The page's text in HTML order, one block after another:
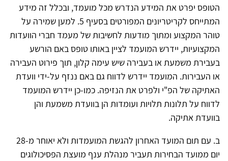
הטופס יפרט את המידע הנדרש מכל מועמד, ובכלל זה מידע
המתייחס לקריטריונים המפורטים בסעיף 5. למען שמירה על
טוהר המקצוע ומתוך מודעות לחשיבות של מעמד חברי הוועדות
המקצועיות, יידרש המועמד לציין באותו טופס באם הורשע
בעבירת משמעת או בעבירה שיש עימה קלון, תוך פירוט העבירה
או העבירות. המועמד יידרש לדווח גם באם ננזף על-ידי וועדת
האתיקה של הפ"י ולפרט את הנזיפה. כמו-כן יידרש המועמד
לדווח על תלונות תלויות ועומדות הן בוועדת משמעת והן
בוועדת אתיקה.
ב. עם תום המועד האחרון להגשת המועמדות ולא יאוחר מ-28
יום ממועד הבחירות תעביר מנהלת ענף מועצת הפסיכולוגים